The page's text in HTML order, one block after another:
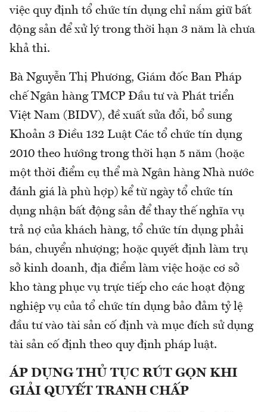
việc quy định tổ chức tín dụng chỉ nắm giữ bất
động sản để xử lý trong thời hạn 3 năm là chưa
khả thi.
Bà Nguyễn Thị Phương, Giám đốc Ban Pháp
chế Ngân hàng TMCP Đầu tư và Phát triển
Việt Nam (BIDV), đề xuất sửa đổi, bổ sung
Khoản 3 Điều 132 Luật Các tổ chức tín dụng
2010 theo hướng trong thời hạn 5 năm (hoặc
một thời điểm cụ thể mà Ngân hàng Nhà nước
đánh giá là phù hợp) kể từ ngày tổ chức tín
dụng nhận bất động sản để thay thế nghĩa vụ
trả nợ của khách hàng, tổ chức tín dụng phải
bán, chuyển nhượng; hoặc quyết định làm trụ
sở kinh doanh, địa điểm làm việc hoặc cơ sở
kho tàng phục vụ trực tiếp cho các hoạt động
nghiệp vụ của tổ chức tín dụng bảo đảm tỷ lệ
đầu tư vào tài sản cố định và mục đích sử dụng
tài sản cố định theo quy định pháp luật.
ÁP DỤNG THỦ TỤC RÚT GỌN KHI
GIẢI QUYẾT TRANH CHẤP